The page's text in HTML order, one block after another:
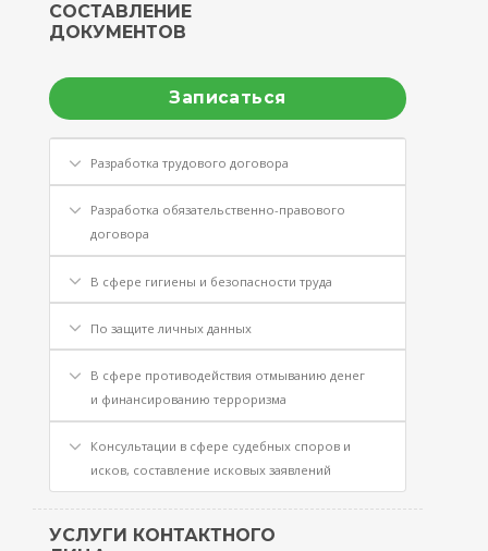
СОСТАВЛЕНИЕ
ДОКУМЕНТОВ
Записаться
Разработка трудового договора
Разработка обязательственно-правового
договора
В сфере гигиены и безопасности труда
По защите личных данных
В сфере противодействия отмыванию денег
и финансированию терроризма
Консультации в сфере судебных споров и
исков, составление исковых заявлений
УСЛУГИ КОНТАКТНОГО